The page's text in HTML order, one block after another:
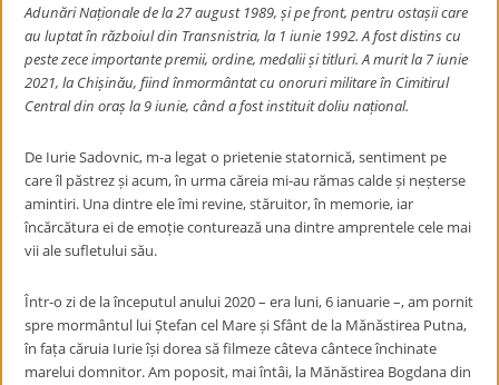
Adunări Naționale de la 27 august 1989, și pe front, pentru ostașii care
au luptat în războiul din Transnistria, la 1 iunie 1992. A fost distins cu
peste zece importante premii, ordine, medalii și titluri. A murit la 7 iunie
2021, la Chișinău, fiind înmormântat cu onoruri militare în Cimitirul
Central din oraș la 9 iunie, când a fost instituit doliu național.
De Iurie Sadovnic, m-a legat o prietenie statornică, sentiment pe
care îl păstrez și acum, în urma căreia mi-au rămas calde și neșterse
amintiri. Una dintre ele îmi revine, stăruitor, în memorie, iar
încărcătura ei de emoție conturează una dintre amprentele cele mai
vii ale sufletului său.
Într-o zi de la începutul anului 2020 – era luni, 6 ianuarie –, am pornit
spre mormântul lui Ștefan cel Mare și Sfânt de la Mănăstirea Putna,
în fața căruia Iurie își dorea să filmeze câteva cântece închinate
marelui domnitor. Am poposit, mai întâi, la Mănăstirea Bogdana din